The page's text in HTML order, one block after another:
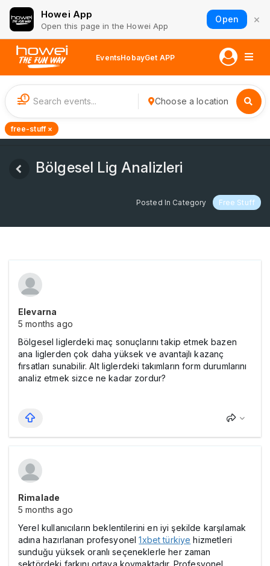
Howei App
Open this page in the Howei App
Open ×
EventsHobayGet APP
1 Choose a location
free-stuff ×
Bölgesel Lig Analizleri
Posted In Category Free Stuff
Elevarna
5 months ago
Bölgesel liglerdeki maç sonuçlarını takip etmek bazen
ana liglerden çok daha yüksek ve avantajlı kazanç
fırsatları sunabilir. Alt liglerdeki takımların form durumlarını
analiz etmek sizce ne kadar zordur?
Rimalade
5 months ago
Yerel kullanıcıların beklentilerini en iyi şekilde karşılamak
adına hazırlanan profesyonel1xbet türkiye hizmetleri
sunduğu yüksek oranlı seçeneklerle her zaman
sektördeki farkını ortaya koymaktadır. Profesyonel